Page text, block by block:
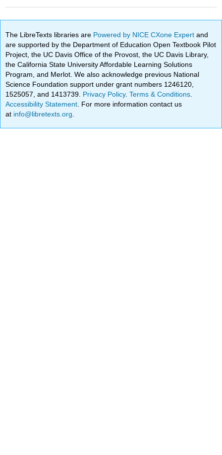
The LibreTexts libraries are Powered by NICE CXone Expertand
are supported by the Department of Education Open Textbook Pilot
Project, the UC Davis Office of the Provost, the UC Davis Library,
the California State University Affordable Learning Solutions
Program, and Merlot. We also acknowledge previous National
Science Foundation support under grant numbers 1246120,
1525057, and 1413739. Privacy Policy.Terms & Conditions
Accessibility Statement . For more information contact us
at info@libretexts.org